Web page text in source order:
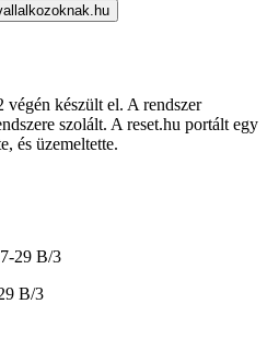
végén készült el. A rendszer
szolált. A reset.hu portált egy
és üzemeltette.
B/3